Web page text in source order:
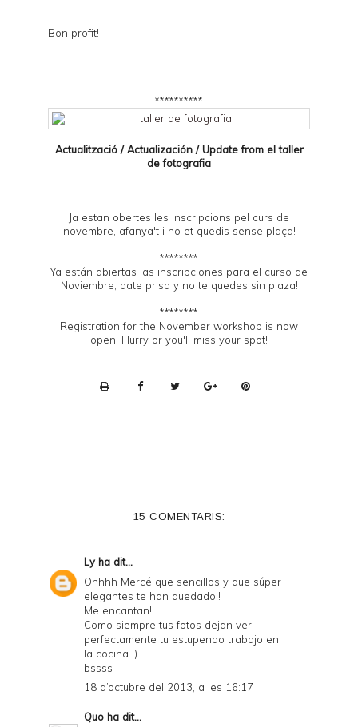
Bon profit!
**********
Actualització / Actualización / Update from eltaller
de fotografia
Ja estan obertes les inscripcions pel curs de
novembre, afanya't i no et quedis sense plaça!
********
Ya están abiertas las inscripciones para el curso de
Noviembre, date prisa y no te quedes sin plaza!
********
Registration for the November workshop is now
open. Hurry or you'll miss your spot!
i
e
n
l
y
15 COMENTARIS:
Lyha dit...
Ohhhh Mercé que sencillos y que súper
elegantes te han quedado!!
Me encantan!
Como siempre tus fotos dejan ver
perfectamente tu estupendo trabajo en
la cocina :)
bssss
18 d’octubre del 2013, a les 16:17
Quo ha dit...